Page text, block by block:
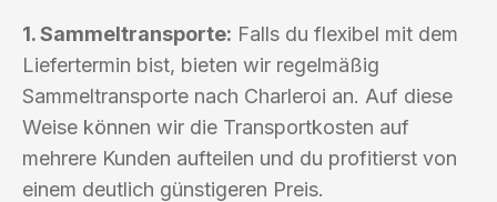
1. Sammeltransporte: Falls du flexibel mit dem
Liefertermin bist, bieten wir regelmäßig
Sammeltransporte nach Charleroi an. Auf diese
Weise können wir die Transportkosten auf
mehrere Kunden aufteilen und du profitierst von
einem deutlich günstigeren Preis.